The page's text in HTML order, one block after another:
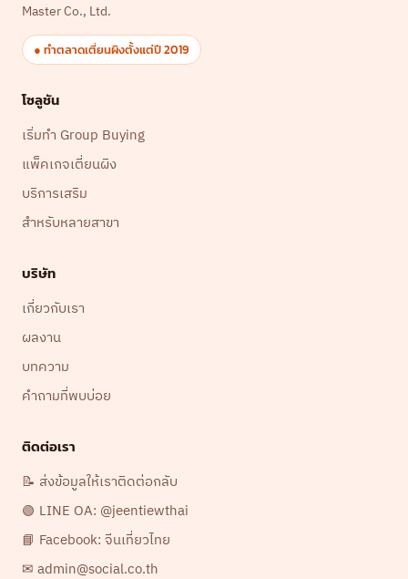
Master Co., Ltd.
● ทำตลาดเตี่ยนผิงตั้งแต่ปี 2019
โซลูชัน
เริ่มทำ Group Buying
แพ็คเกจเตี่ยนผิง
บริการเสริม
สำหรับหลายสาขา
บริษัท
เกี่ยวกับเรา
ผลงาน
บทความ
คำถามที่พบบ่อย
ติดต่อเรา
📝 ส่งข้อมูลให้เราติดต่อกลับ
🟢 LINE OA: @jeentiewthai
📘 Facebook: จีนเที่ยวไทย
✉ admin@social.co.th